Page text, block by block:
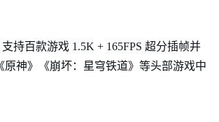
持百款游戏 1.5K + 165FPS 超分插帧并
神》《崩坏：星穹铁道》等头部游戏中